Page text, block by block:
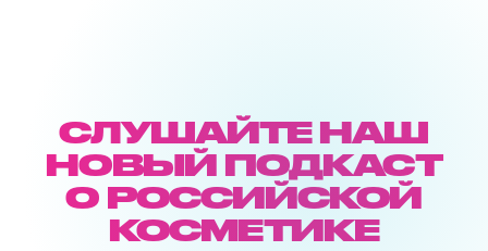
СЛУШАЙТЕ НАШ
НОВЫЙ ПОДКАСТ
О РОССИЙСКОЙ
КОСМЕТИКЕ